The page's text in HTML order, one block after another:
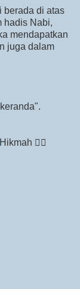
berada di atas
hadis Nabi,
mendapatkan
juga dalam
👇🏻